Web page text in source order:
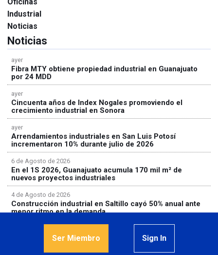
Industrial
Noticias
Noticias
ayer
Fibra MTY obtiene propiedad industrial en Guanajuato
por 24 MDD
ayer
Cincuenta años de Index Nogales promoviendo el
crecimiento industrial en Sonora
ayer
Arrendamientos industriales en San Luis Potosí
incrementaron 10% durante julio de 2026
6 de Agosto de 2026
En el 1S 2026, Guanajuato acumula 170 mil m² de
nuevos proyectos industriales
4 de Agosto de 2026
Construcción industrial en Saltillo cayó 50% anual ante
menor ritmo en la demanda
Ser Miembro Sign In